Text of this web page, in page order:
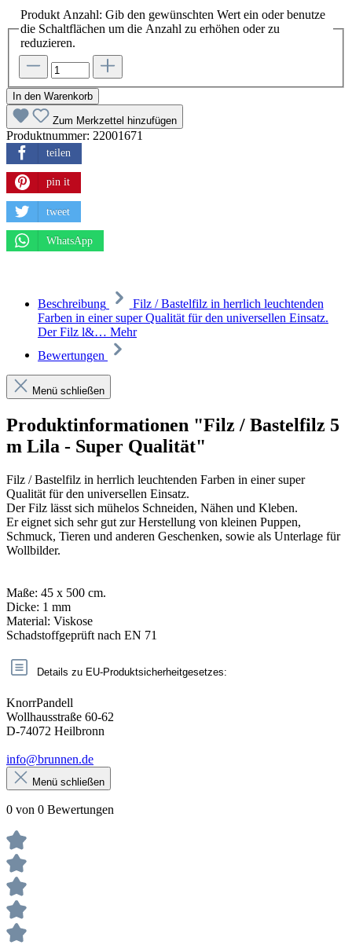
Produkt Anzahl: Gib den gewünschten Wert ein oder benutze
die Schaltflächen um die Anzahl zu erhöhen oder zu
reduzieren.
In den Warenkorb
Zum Merkzettel hinzufügen
Produktnummer: 22001671
teilen
pin it
tweet
WhatsApp
Beschreibung
Filz / Bastelfilz in herrlich leuchtenden
Farben in einer super Qualität für den universellen Einsatz.
Der Filz l&… Mehr
Bewertungen
Menü schließen
Produktinformationen "Filz / Bastelfilz 5
m Lila - Super Qualität"
Filz / Bastelfilz in herrlich leuchtenden Farben in einer super
Qualität für den universellen Einsatz.
Der Filz lässt sich mühelos Schneiden, Nähen und Kleben.
Er eignet sich sehr gut zur Herstellung von kleinen Puppen,
Schmuck, Tieren und anderen Geschenken, sowie als Unterlage für
Wollbilder.
Maße: 45 x 500 cm.
Dicke: 1 mm
Material: Viskose
Schadstoffgeprüft nach EN 71
Details zu EU-Produktsicherheitgesetzes:
KnorrPandell
Wollhausstraße 60-62
D-74072 Heilbronn
info@brunnen.de
Menü schließen
0 von 0 Bewertungen